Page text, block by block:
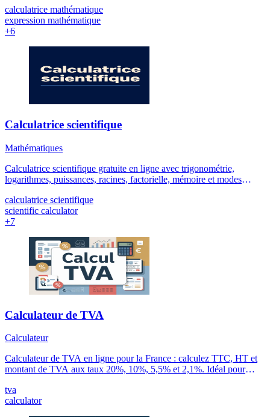
calculatrice mathématique
expression mathématique
+6
Calculatrice scientifique
Mathématiques
Calculatrice scientifique gratuite en ligne avec trigonométrie,
logarithmes, puissances, racines, factorielle, mémoire et modes
calculatrice scientifique
scientific calculator
+7
Calculateur de TVA
Calculateur
Calculateur de TVA en ligne pour la France : calculez TTC, HT et
montant de TVA aux taux 20%, 10%, 5,5% et 2,1%. Idéal pour
tva
calculator